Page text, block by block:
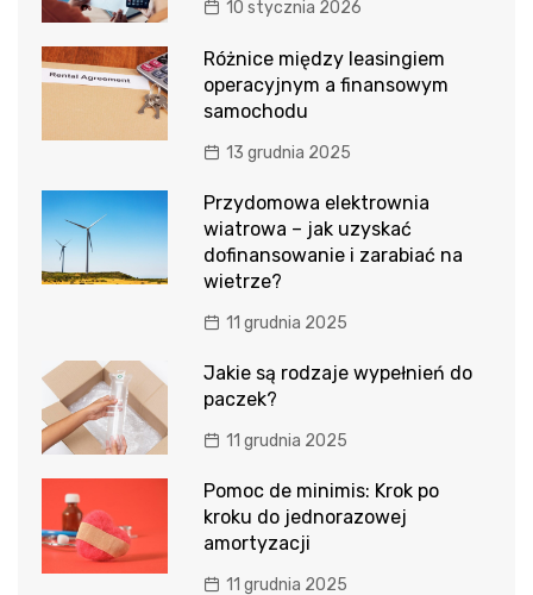
10 stycznia 2026
Różnice między leasingiem
operacyjnym a finansowym
samochodu
13 grudnia 2025
Przydomowa elektrownia
wiatrowa – jak uzyskać
dofinansowanie i zarabiać na
wietrze?
11 grudnia 2025
Jakie są rodzaje wypełnień do
paczek?
11 grudnia 2025
Pomoc de minimis: Krok po
kroku do jednorazowej
amortyzacji
11 grudnia 2025